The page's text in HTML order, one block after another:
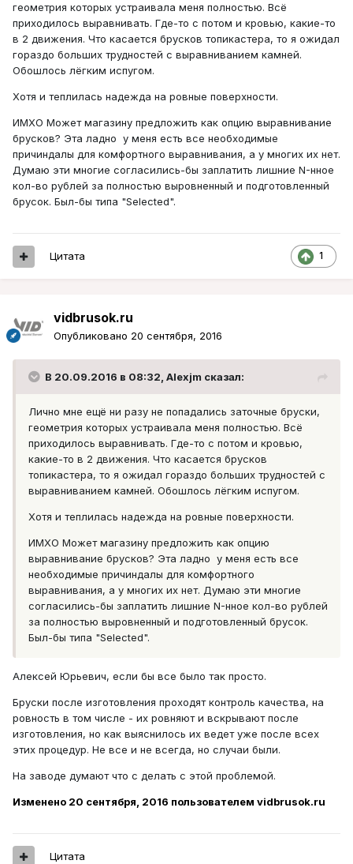
геометрия которых устраивала меня полностью. Всё
приходилось выравнивать. Где-то с потом и кровью, какие-то
в 2 движения. Что касается брусков топикастера, то я ожидал
гораздо больших трудностей с выравниванием камней.
Обошлось лёгким испугом.
Хотя и теплилась надежда на ровные поверхности.
ИМХО Может магазину предложить как опцию выравнивание
брусков? Эта ладно у меня есть все необходимые
причиндалы для комфортного выравнивания, а у многих их нет.
Думаю эти многие согласились-бы заплатить лишние N-нное
кол-во рублей за полностью выровненный и подготовленный
брусок. Был-бы типа "Selected".
1
Цитата
vidbrusok.ru
Опубликовано 20 сентября, 2016
В 20.09.2016 в 08:32, Alexjm сказал:
Лично мне ещё ни разу не попадались заточные бруски,
геометрия которых устраивала меня полностью. Всё
приходилось выравнивать. Где-то с потом и кровью,
какие-то в 2 движения. Что касается брусков
топикастера, то я ожидал гораздо больших трудностей с
выравниванием камней. Обошлось лёгким испугом.
Хотя и теплилась надежда на ровные поверхности.
ИМХО Может магазину предложить как опцию
выравнивание брусков? Эта ладно у меня есть все
необходимые причиндалы для комфортного
выравнивания, а у многих их нет. Думаю эти многие
согласились-бы заплатить лишние N-нное кол-во рублей
за полностью выровненный и подготовленный брусок.
Был-бы типа "Selected".
Алексей Юрьевич, если бы все было так просто.
Бруски после изготовления проходят контроль качества, на
ровность в том числе - их ровняют и вскрывают после
изготовления, но как выяснилось их ведет уже после всех
этих процедур. Не все и не всегда, но случаи были.
На заводе думают что с делать с этой проблемой.
Изменено 20 сентября, 2016 пользователем vidbrusok.ru
Цитата